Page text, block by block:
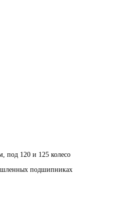
под 120 и 125 колесо
подшипниках